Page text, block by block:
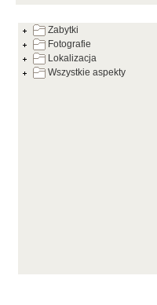
Kartoteka Warsztatów
Kartoteka Zabytków
Zabytki
Fotografie
Lokalizacja
Wszystkie aspekty